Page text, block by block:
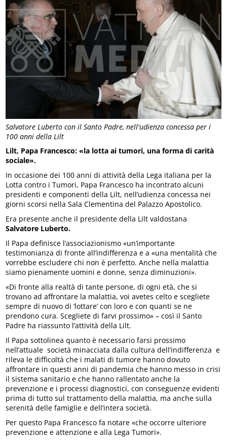
Salvatore Luberto con il Santo Padre, nell'udienza concessa per i
100 anni della Lilt
Lilt, Papa Francesco: «la lotta ai tumori, una forma di carità
sociale».
In occasione dei 100 anni di attività della Lega italiana per la
Lotta contro i Tumori, Papa Francesco ha incontrato alcuni
presidenti e componenti della Lilt, nell’udienza concessa nei
giorni scorsi nella Sala Clementina del Palazzo Apostolico.
Era presente anche il presidente della Lilt valdostana
Salvatore Luberto.
Il Papa definisce l’associazionismo «un’importante
testimonianza di fronte all’indifferenza e a «una mentalità che
vorrebbe escludere chi non è perfetto. Anche nella malattia
siamo pienamente uomini e donne, senza diminuzioni».
«Di fronte alla realtà di tante persone, di ogni età, che si
trovano ad affrontare la malattia, voi avetes celto e scegliete
sempre di nuovo di ‘lottare’ con loro e con quanti se ne
prendono cura. Scegliete di farvi prossimo» – così il Santo
Padre ha riassunto l’attività della Lilt.
Il Papa sottolinea quanto è necessario farsi prossimo
nell’attuale società minacciata dalla cultura dell’indifferenza e
rileva le difficoltà che i malati di tumore hanno dovuto
affrontare in questi anni di pandemia che hanno messo in crisi
il sistema sanitario e che hanno rallentato anche la
prevenzione e i processi diagnostici, con conseguenze evidenti
prima di tutto sul trattamento della malattia, ma anche sulla
serenità delle famiglie e dell’intera società.
Per questo Papa Francesco fa notare «che occorre ulteriore
prevenzione e attenzione e alla Lega Tumori».